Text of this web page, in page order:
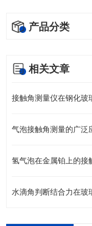
产品分类
相关文章
接触角测量仪在钢化玻
气泡接触角测量的广泛
氢气泡在金属铂上的接
水滴角判断结合力在玻